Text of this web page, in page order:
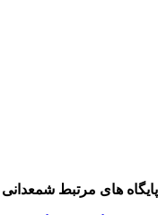
های مرتبط شمعدانی